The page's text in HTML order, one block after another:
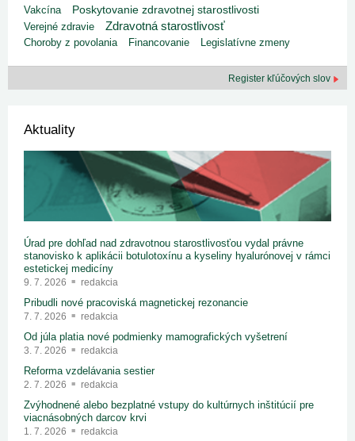
Vakcína Poskytovanie zdravotnej starostlivosti
Verejné zdravie Zdravotná starostlivosť
Choroby z povolania Financovanie Legislatívne zmeny
Register kľúčových slov
Aktuality
Úrad pre dohľad nad zdravotnou starostlivosťou vydal právne
stanovisko k aplikácii botulotoxínu a kyseliny hyalurónovej v rámci
estetickej medicíny
9. 7. 2026 redakcia
Pribudli nové pracoviská magnetickej rezonancie
7. 7. 2026 redakcia
Od júla platia nové podmienky mamografických vyšetrení
3. 7. 2026 redakcia
Reforma vzdelávania sestier
2. 7. 2026 redakcia
Zvýhodnené alebo bezplatné vstupy do kultúrnych inštitúcií pre
viacnásobných darcov krvi
1. 7. 2026 redakcia